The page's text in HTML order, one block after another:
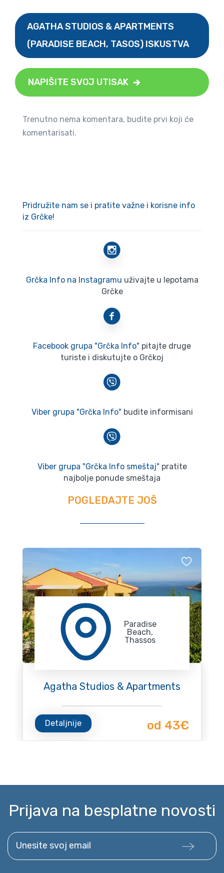
AGATHA STUDIOS & APARTMENTS
(PARADISE BEACH, TASOS) ISKUSTVA
NAPIŠITE SVOJ UTISAK
Trenutno nema komentara, budite prvi koji će
komentarisati.
Pridružite nam se i pratite važne i korisne info
iz Grčke!
Grčka Info na Instagramu uživajte u lepotama
Grčke
Facebook grupa "Grčka Info" pitajte druge
turiste i diskutujte o Grčkoj
Viber grupa "Grčka Info" budite informisani
Viber grupa "Grčka Info smeštaj" pratite
najbolje ponude smeštaja
POGLEDAJTE JOŠ
Paradise
Beach,
Thassos
Agatha Studios & Apartments
Detaljnije od 43€
Prijava na besplatne novosti
Unesite svoj email